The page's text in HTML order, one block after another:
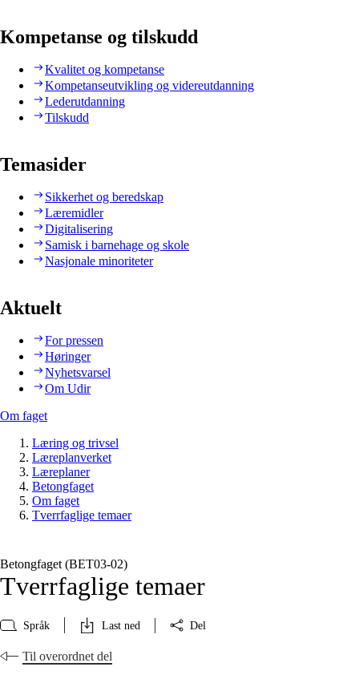
Kompetanse og tilskudd
Kvalitet og kompetanse
Kompetanseutvikling og videreutdanning
Lederutdanning
Tilskudd
Temasider
Sikkerhet og beredskap
Læremidler
Digitalisering
Samisk i barnehage og skole
Nasjonale minoriteter
Aktuelt
For pressen
Høringer
Nyhetsvarsel
Om Udir
Om faget
Læring og trivsel
Læreplanverket
Læreplaner
Betongfaget
Om faget
Tverrfaglige temaer
Betongfaget (BET03‑02)
Tverrfaglige temaer
Språk Last ned Del
Til overordnet del